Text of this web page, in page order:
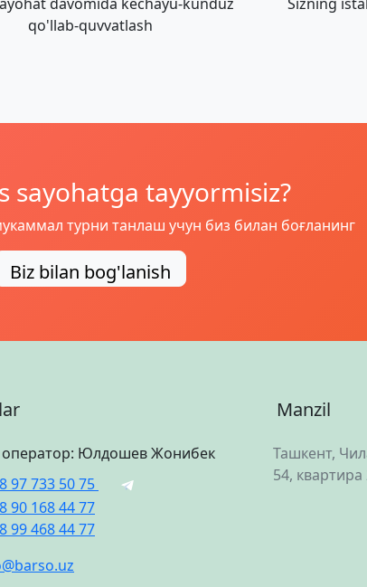
qo'llab-quvvatlash
sayohatga tayyormisiz?
турни танлаш учун биз билан боғланинг
Biz bilan bog'lanish
оператор: Юлдошев Жонибек
97 733 50 75
90 168 44 77
99 468 44 77
Manzil
Ташкент,
54, квартира